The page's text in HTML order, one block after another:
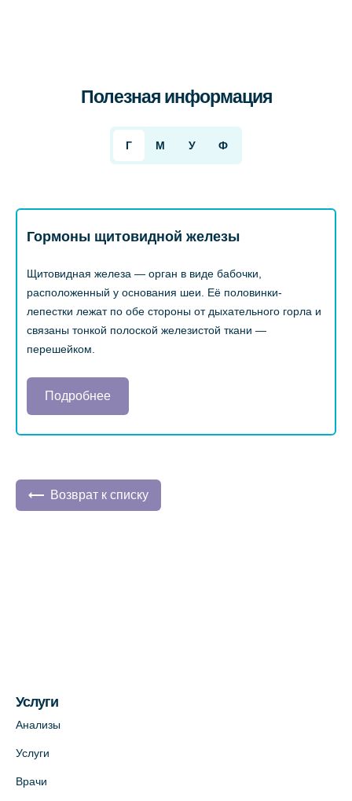
Полезная информация
Г М У Ф
Гормоны щитовидной железы
Щитовидная железа — орган в виде бабочки,
расположенный у основания шеи. Её половинки-
лепестки лежат по обе стороны от дыхательного горла и
связаны тонкой полоской железистой ткани —
перешейком.
Подробнее
Возврат к списку
Услуги
Анализы
Услуги
Врачи